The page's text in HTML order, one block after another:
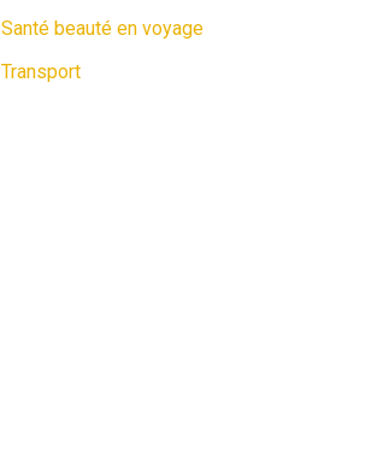
Santé beauté en voyage
Transport